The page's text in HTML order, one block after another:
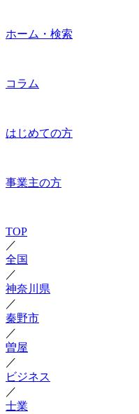
ホーム・検索
コラム
はじめての方
事業主の方
TOP
／
全国
／
神奈川県
／
秦野市
／
曽屋
／
ビジネス
／
士業